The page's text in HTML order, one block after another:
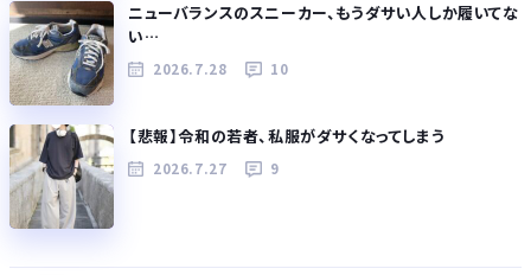
ニューバランスのスニーカー、もうダサい人しか履いてな
い…
2026.7.28 10
【悲報】令和の若者、私服がダサくなってしまう
2026.7.27 9